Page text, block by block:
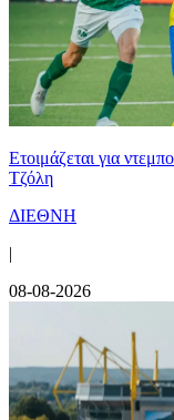
Ετοιμάζεται για
Τζόλη
ΔΙΕΘΝΗ
|
08-08-2026